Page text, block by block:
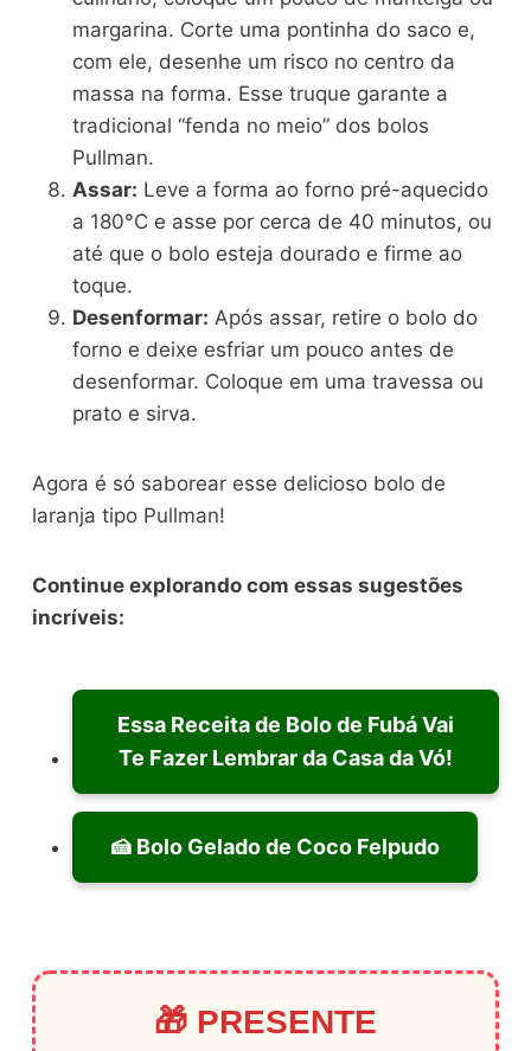
margarina. Corte uma pontinha do saco e,
com ele, desenhe um risco no centro da
massa na forma. Esse truque garante a
tradicional “fenda no meio” dos bolos
Pullman.
Assar: Leve a forma ao forno pré-aquecido
a 180°C e asse por cerca de 40 minutos, ou
até que o bolo esteja dourado e firme ao
toque.
Desenformar: Após assar, retire o bolo do
forno e deixe esfriar um pouco antes de
desenformar. Coloque em uma travessa ou
prato e sirva.
Agora é só saborear esse delicioso bolo de
laranja tipo Pullman!
Continue explorando com essas sugestões
incríveis:
Essa Receita de Bolo de Fubá Vai
Te Fazer Lembrar da Casa da Vó!
🍰 Bolo Gelado de Coco Felpudo
🎁 PRESENTE